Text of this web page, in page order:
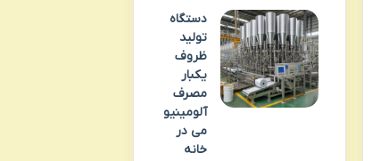
دستگاه
تولید
ظروف
یکبار
مصرف
آلومینیو
می در
خانه